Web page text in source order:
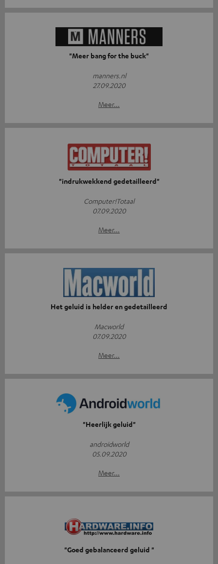
"Meer bang for the buck"
manners.nl
27.09.2020
Meer...
"indrukwekkend gedetailleerd"
Computer!Totaal
07.09.2020
Meer...
Het geluid is helder en gedetailleerd
Macworld
07.09.2020
Meer...
"Heerlijk geluid"
androidworld
05.09.2020
Meer...
"Goed gebalanceerd geluid "